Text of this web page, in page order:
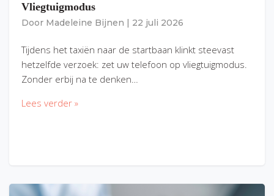
Vliegtuigmodus
Door Madeleine Bijnen 22 juli 2026
Tijdens het taxiën naar de startbaan klinkt steevast
hetzelfde verzoek: zet uw telefoon op vliegtuigmodus.
Zonder erbij na te denken…
Lees verder »